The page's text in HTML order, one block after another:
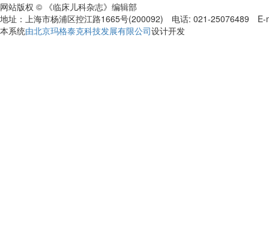
网站版权 © 《临床儿科杂志》编辑部
地址：上海市杨浦区控江路1665号(200092) 电话: 021-25076489 E-
本系统由北京玛格泰克科技发展有限公司设计开发